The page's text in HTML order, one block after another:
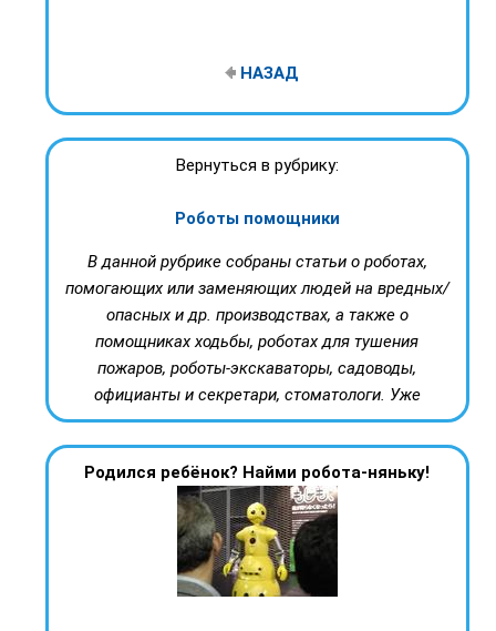
НАЗАД
Вернуться в рубрику:
Роботы помощники
В данной рубрике собраны статьи о роботах,
помогающих или заменяющих людей на вредных/
опасных и др. производствах, а также о
помощниках ходьбы, роботах для тушения
пожаров, роботы-экскаваторы, садоводы,
официанты и секретари, стоматологи. Уже
Родился ребёнок? Найми робота-няньку!